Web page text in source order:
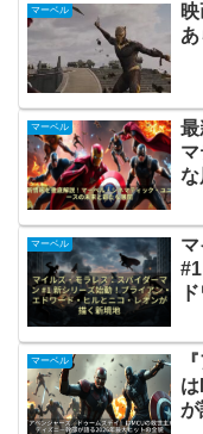
マーベル
マーベル
最
な
マーベル
マーベル
が